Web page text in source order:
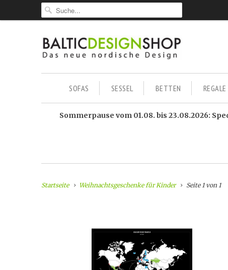
SOFAS SESSEL BETTEN REGALE
Sommerpause vom 01.08. bis 23.08.2026:
Startseite Weihnachtsgeschenke für Kinder Seite 1 von 1